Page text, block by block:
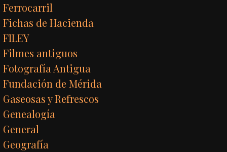
Ferrocarril
Fichas de Hacienda
FILEY
Filmes antiguos
Fotografía Antigua
Fundación de Mérida
Gaseosas y Refrescos
Genealogía
General
Geografía